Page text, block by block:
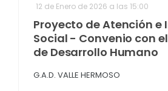
12 de Enero de 2026 a las 15:00
Proyecto de Atención e
Social - Convenio con
de Desarrollo Humano
G.A.D. VALLE HERMOSO